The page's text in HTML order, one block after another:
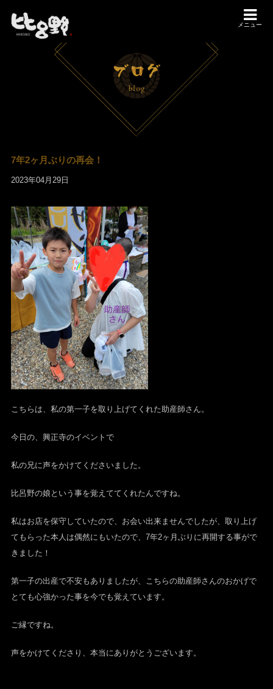
メニュー
7年2ヶ月ぶりの再会！
2023年04月29日
こちらは、私の第一子を取り上げてくれた助産師さん。
今日の、興正寺のイベントで
私の兄に声をかけてくださいました。
比呂野の娘という事を覚えててくれたんですね。
私はお店を保守していたので、お会い出来ませんでしたが、取り上げ
てもらった本人は偶然にもいたので、7年2ヶ月ぶりに再開する事がで
きました！
第一子の出産で不安もありましたが、こちらの助産師さんのおかげで
とても心強かった事を今でも覚えています。
ご縁ですね。
声をかけてくださり、本当にありがとうございます。